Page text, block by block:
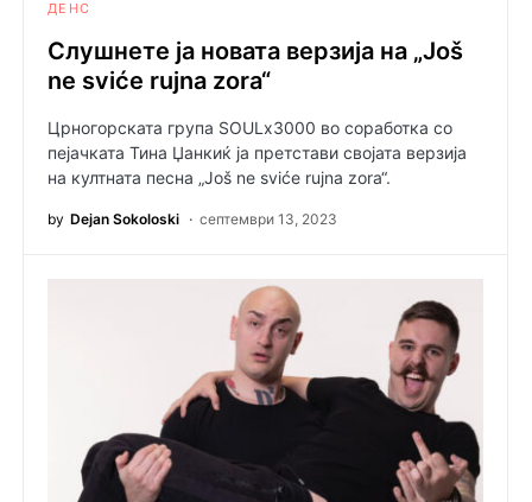
ДЕНС
Слушнете ја новата верзија на „Još
ne sviće rujna zora“
Црногорската група SOULx3000 во соработка со
пејачката Тина Џанкиќ ја претстави својата верзија
на култната песна „Još ne sviće rujna zora“.
by Dejan Sokoloski септември 13, 2023